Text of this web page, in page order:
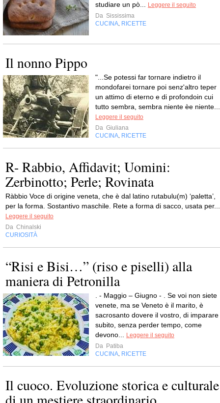
studiare un pò...
Leggere il seguito
Da Sississima
CUCINA RICETTE
Il nonno Pippo
"...Se potessi far tornare indietro il
mondofarei tornare poi senz'altro teper
un attimo di eterno e di profondoin cui
tutto sembra, sembra niente èe niente...
Leggere il seguito
Da Giuliana
CUCINA RICETTE
R- Rabbio, Affidavit; Uomini:
Zerbinotto; Perle; Rovinata
Ràbbio Voce di origine veneta, che è dal latino rutabulu(m) ‘paletta’,
per la forma. Sostantivo maschile. Rete a forma di sacco, usata per...
Leggere il seguito
Da Chinalski
CURIOSITÀ
“Risi e Bisi…” (riso e piselli) alla
maniera di Petronilla
. - Maggio – Giugno - . Se voi non siete
venete, ma se Veneto è il marito, è
sacrosanto dovere il vostro, di imparare
subito, senza perder tempo, come
devono...
Leggere il seguito
Da Patiba
CUCINA RICETTE
Il cuoco. Evoluzione storica e culturale